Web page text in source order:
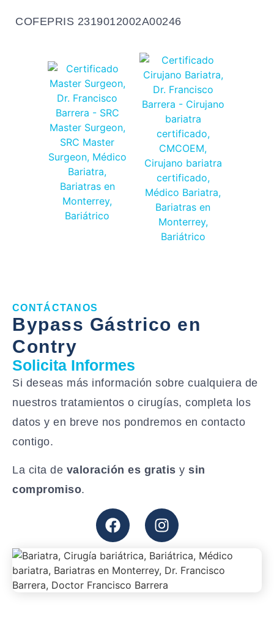
COFEPRIS 2319012002A00246
CONTÁCTANOS
Bypass Gástrico en
Contry
Solicita Informes
Si deseas más información sobre cualquiera de
nuestros tratamientos o cirugías, completa los
datos y en breve nos pondremos en contacto
contigo.
La cita de valoración es gratis y sin
compromiso.